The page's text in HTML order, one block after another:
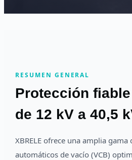
RESUMEN GENERAL
Protección
de 12 kV a 40,5
XBRELE ofrece una amplia
automáticos de vacío (VCB)